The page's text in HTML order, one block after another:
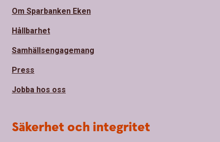
Om Sparbanken Eken
Hållbarhet
Samhällsengagemang
Press
Jobba hos oss
Säkerhet och integritet